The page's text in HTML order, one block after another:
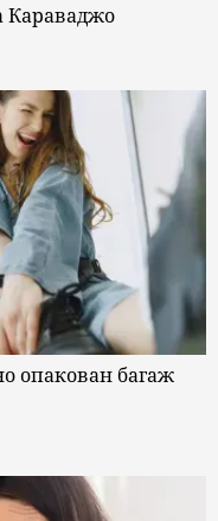
Караваджо
опакован багаж